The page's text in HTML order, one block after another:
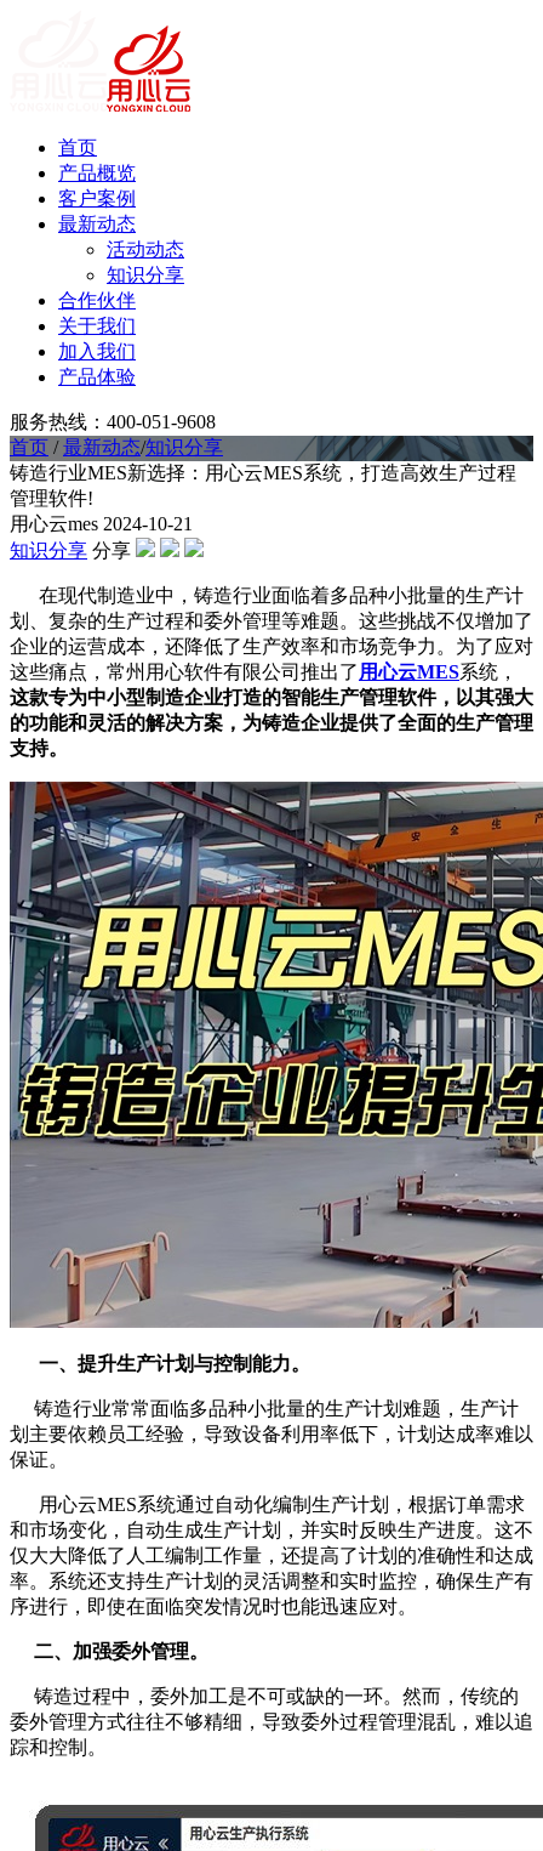
首页
产品概览
客户案例
最新动态
活动动态
知识分享
合作伙伴
关于我们
加入我们
产品体验
服务热线：400-051-9608
首页 /最新动态/知识分享
铸造行业MES新选择：用心云MES系统，打造高效生产过程
管理软件!
用心云mes 2024-10-21
知识分享 分享
在现代制造业中，铸造行业面临着多品种小批量的生产计
划、复杂的生产过程和委外管理等难题。这些挑战不仅增加了
企业的运营成本，还降低了生产效率和市场竞争力。为了应对
这些痛点，常州用心软件有限公司推出了 用心云MES系统，
这款专为中小型制造企业打造的智能生产管理软件，以其强大
的功能和灵活的解决方案，为铸造企业提供了全面的生产管理
支持。
一、提升生产计划与控制能力。
铸造行业常常面临多品种小批量的生产计划难题，生产计
划主要依赖员工经验，导致设备利用率低下，计划达成率难以
保证。
用心云MES系统通过自动化编制生产计划，根据订单需求
和市场变化，自动生成生产计划，并实时反映生产进度。这不
仅大大降低了人工编制工作量，还提高了计划的准确性和达成
率。系统还支持生产计划的灵活调整和实时监控，确保生产有
序进行，即使在面临突发情况时也能迅速应对。
二、加强委外管理。
铸造过程中，委外加工是不可或缺的一环。然而，传统的
委外管理方式往往不够精细，导致委外过程管理混乱，难以追
踪和控制。